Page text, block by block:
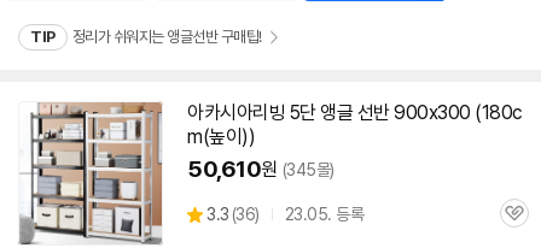
TIP 정리가 쉬워지는 앵글선반 구매팁!
아카시아리빙 5단 앵글 선반900x300 (180c
m(높이))
50,610원 (345몰)
별
3.3 (상
36) 23.05. 등록
관